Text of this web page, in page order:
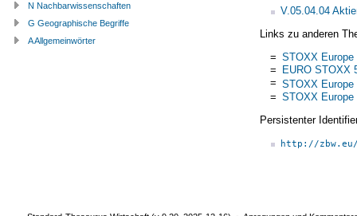
V.05.04.04
Links zu anderen
= STOXX Europe
= EURO STOXX
= STOXX Europe
= STOXX Europe
Persistenter
http://
N Nachbarwissenschaften
G Geographische Begriffe
A Allgemeinwörter